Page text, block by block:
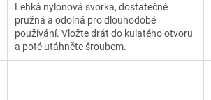
Lehká nylonová svorka, dostatečně
pružná a odolná pro dlouhodobé
používání. Vložte drát do kulatého otvoru
a poté utáhněte šroubem.